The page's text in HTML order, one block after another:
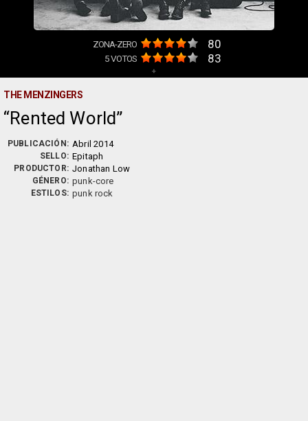
ZONA-ZERO 80
5VOTOS 83
+
THE MENZINGERS
Rented World
PUBLICACIÓN: Abril 2014
SELLO: Epitaph
PRODUCTOR: Jonathan Low
GÉNERO: punk-core
ESTILOS: punk rock